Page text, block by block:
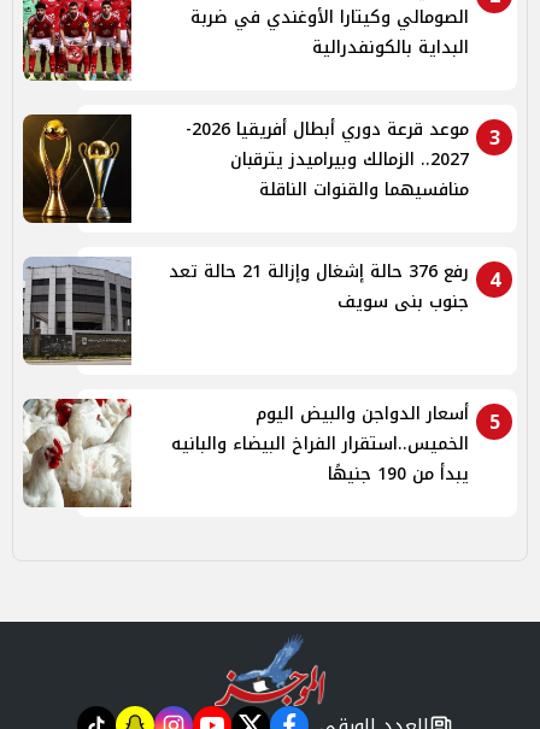
الصومالي وكيتارا الأوغندي في ضربة
البداية بالكونفدرالية
3
موعد قرعة دوري أبطال أفريقيا 2026-
2027.. الزمالك وبيراميدز يترقبان
منافسيهما والقنوات الناقلة
4
رفع 376 حالة إشغال وإزالة 21 حالة تعد
جنوب بنى سويف
5
أسعار الدواجن والبيض اليوم
الخميس..استقرار الفراخ البيضاء والبانيه
يبدأ من 190 جنيهًا